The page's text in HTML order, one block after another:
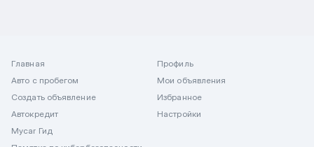
Главная
Авто с пробегом
Создать объявление
Автокредит
Mycar Гид
Профиль
Мои объявления
Избранное
Настройки